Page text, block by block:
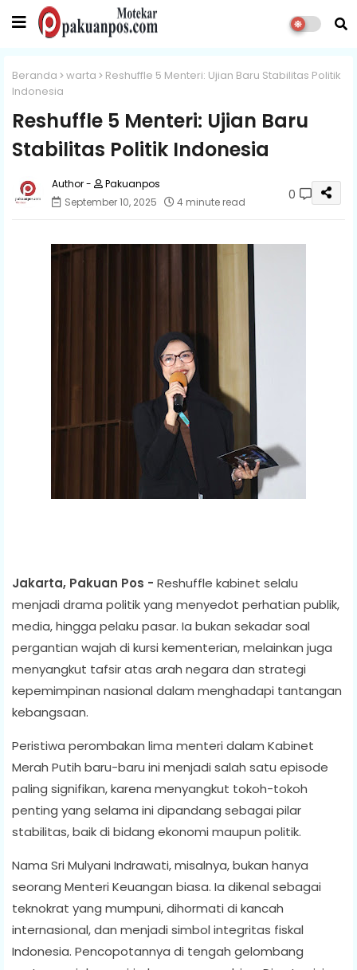
Beranda warta
Reshuffle 5 Menteri: Ujian Baru Stabilitas Politik
Indonesia
Reshuffle 5 Menteri: Ujian Baru
Stabilitas Politik Indonesia
Pakuanpos
September 10, 2025
4 minute read 0
Jakarta, Pakuan Pos - Reshuffle kabinet selalu
menjadi drama politik yang menyedot perhatian publik,
media, hingga pelaku pasar. Ia bukan sekadar soal
pergantian wajah di kursi kementerian, melainkan juga
menyangkut tafsir atas arah negara dan strategi
kepemimpinan nasional dalam menghadapi tantangan
kebangsaan.
Peristiwa perombakan lima menteri dalam Kabinet
Merah Putih baru-baru ini menjadi salah satu episode
paling signifikan, karena menyangkut tokoh-tokoh
penting yang selama ini dipandang sebagai pilar
stabilitas, baik di bidang ekonomi maupun politik.
Nama Sri Mulyani Indrawati, misalnya, bukan hanya
seorang Menteri Keuangan biasa. Ia dikenal sebagai
teknokrat yang mumpuni, dihormati di kancah
internasional, dan menjadi simbol integritas fiskal
Indonesia. Pencopotannya di tengah gelombang